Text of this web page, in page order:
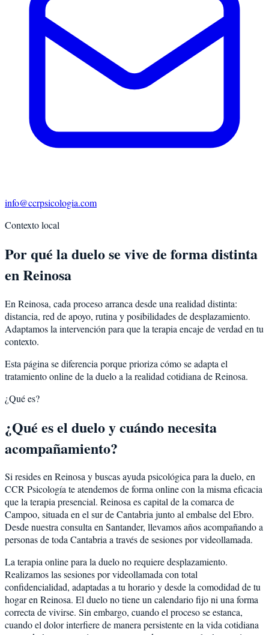
info@ccrpsicologia.com
Contexto local
Por qué la duelo se vive de forma distinta
en Reinosa
En Reinosa, cada proceso arranca desde una realidad distinta:
distancia, red de apoyo, rutina y posibilidades de desplazamiento.
Adaptamos la intervención para que la terapia encaje de verdad en tu
contexto.
Esta página se diferencia porque prioriza cómo se adapta el
tratamiento online de la duelo a la realidad cotidiana de Reinosa.
¿Qué es?
¿Qué es el duelo y cuándo necesita
acompañamiento?
Si resides en Reinosa y buscas ayuda psicológica para la duelo, en
CCR Psicología te atendemos de forma online con la misma eficacia
que la terapia presencial. Reinosa es capital de la comarca de
Campoo, situada en el sur de Cantabria junto al embalse del Ebro.
Desde nuestra consulta en Santander, llevamos años acompañando a
personas de toda Cantabria a través de sesiones por videollamada.
La terapia online para la duelo no requiere desplazamiento.
Realizamos las sesiones por videollamada con total
confidencialidad, adaptadas a tu horario y desde la comodidad de tu
hogar en Reinosa. El duelo no tiene un calendario fijo ni una forma
correcta de vivirse. Sin embargo, cuando el proceso se estanca,
cuando el dolor interfiere de manera persistente en la vida cotidiana